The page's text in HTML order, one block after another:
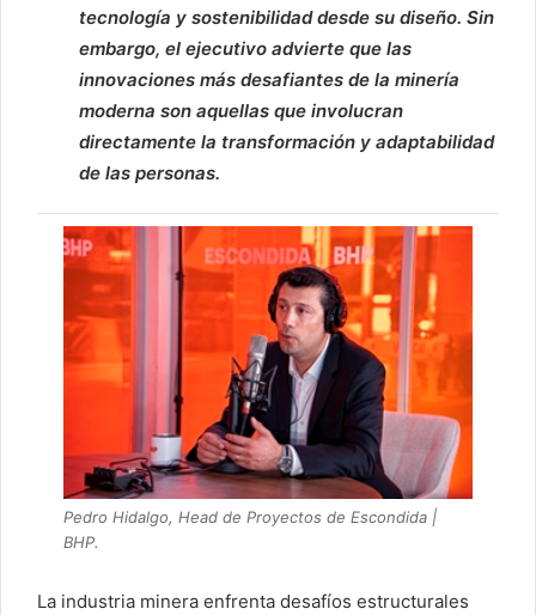
tecnología y sostenibilidad desde su diseño. Sin
embargo, el ejecutivo advierte que las
innovaciones más desafiantes de la minería
moderna son aquellas que involucran
directamente la transformación y adaptabilidad
de las personas.
Pedro Hidalgo, Head de Proyectos de Escondida |
BHP.
La industria minera enfrenta desafíos estructurales